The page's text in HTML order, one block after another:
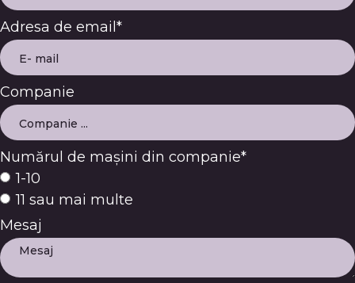
Adresa de email*
Companie
Numărul de mașini din companie*
1-10
11 sau mai multe
Mesaj